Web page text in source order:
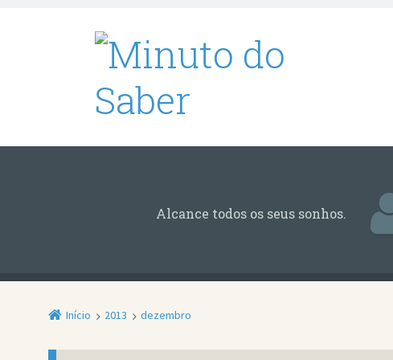
Alcance todos os seus sonhos.
Início 2013 dezembro